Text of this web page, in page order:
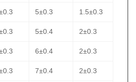
5±0.3 1.5±0.3
5±0.4 2±0.3
6±0.4 2±0.3
7±0.4 2±0.3